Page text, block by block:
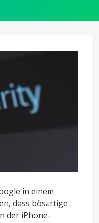
in einem
dass bösartige
der iPhone-